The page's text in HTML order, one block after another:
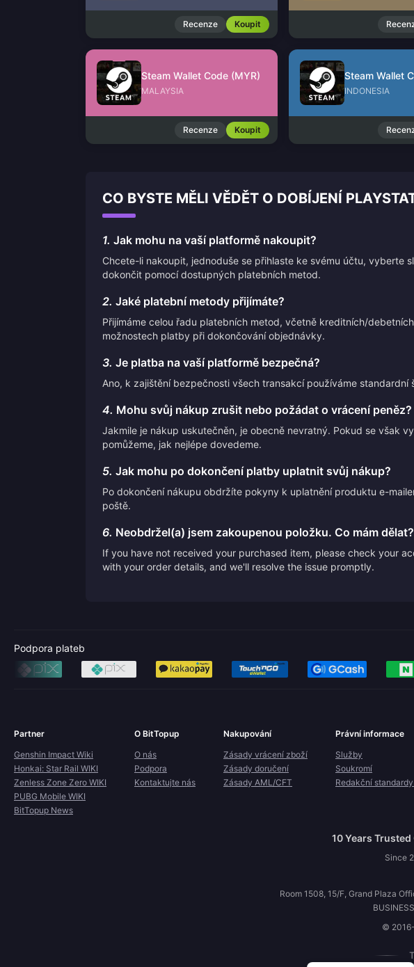
Recenze Koupit
Steam Wallet Code (MYR)
MALAYSIA
Recenze Koupit
Steam Wallet
INDONESIA
CO BYSTE MĚLI VĚDĚT O DOBÍJENÍ
1. Jak mohu na vaší platformě nakoupit?
Chcete-li nakoupit, jednoduše se přihlaste ke svému účtu,
dokončit pomocí dostupných platebních metod.
2. Jaké platební metody přijímáte?
Přijímáme celou řadu platebních metod, včetně kreditních/
možnostech platby při dokončování objednávky.
3. Je platba na vaší platformě bezpečná?
Ano, k zajištění bezpečnosti všech transakcí používáme
4. Mohu svůj nákup zrušit nebo požádat o vrácení peněz?
Jakmile je nákup uskutečněn, je obecně nevratný. Pokud se však
pomůžeme, jak nejlépe dovedeme.
5. Jak mohu po dokončení platby uplatnit svůj nákup?
Po dokončení nákupu obdržíte pokyny k uplatnění produktu e-
poště.
6. Neobdržel(a) jsem zakoupenou položku. Co mám dělat?
If you have not received your purchased item, please check your
with your order details, and we'll resolve the issue promptly.
Podpora plateb
Partner
Genshin Impact Wiki
Honkai: Star Rail WIKI
Zenless Zone Zero WIKI
PUBG Mobile WIKI
BitTopup News
O BitTopup
O nás
Podpora
Kontaktujte nás
Nakupování
Zásady vrácení zboží
Zásady doručení
Zásady AML/CFT
Právní informace
Služby
Soukromí
Redakční
10 Years
Since
Room 1508, 15/F, Grand Plaza
©